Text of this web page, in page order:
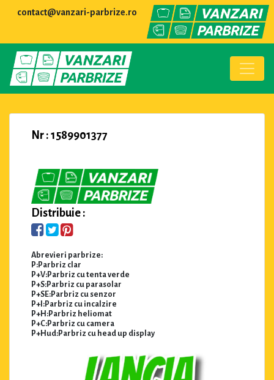
contact@vanzari-parbrize.ro
Nr : 1589901377
Distribuie :
Abrevieri parbrize:
P:Parbriz clar
P+V:Parbriz cu tenta verde
P+S:Parbriz cu parasolar
P+SE:Parbriz cu senzor
P+I:Parbriz cu incalzire
P+H:Parbriz heliomat
P+C:Parbriz cu camera
P+Hud:Parbriz cu head up display